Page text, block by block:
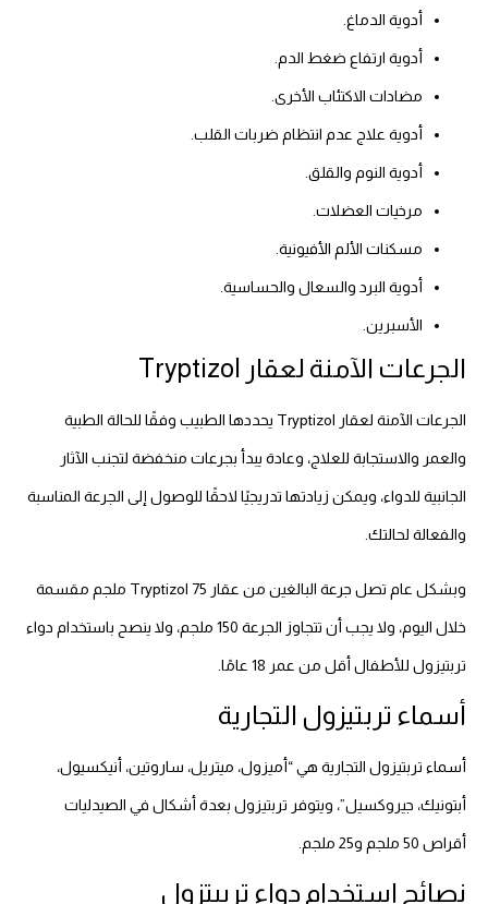
أدوية الدماغ.
أدوية ارتفاع ضغط الدم.
مضادات الاكتئاب الأخرى.
أدوية علاج عدم انتظام ضربات القلب.
أدوية النوم والقلق.
مرخيات العضلات.
مسكنات الألم الأفيونية.
أدوية البرد والسعال والحساسية.
الأسبرين.
الجرعات الآمنة لعقار Tryptizol
الجرعات الآمنة لعقار Tryptizol يحددها الطبيب وفقًا للحالة الطبية
والعمر والاستجابة للعلاج، وعادة يبدأ بجرعات منخفضة لتجنب الآثار
الجانبية للدواء، ويمكن زيادتها تدريجيًا لاحقًا للوصول إلى الجرعة المناسبة
والفعالة لحالتك.
وبشكل عام تصل جرعة البالغين من عقار Tryptizol 75 ملجم مقسمة
خلال اليوم، ولا يجب أن تتجاوز الجرعة 150 ملجم، ولا ينصح باستخدام دواء
تربتيزول للأطفال أقل من عمر 18 عامًا.
أسماء تربتيزول التجارية
أسماء تربتيزول التجارية هي “أميزول، ميتريل، ساروتين، أنيكسيول،
أبتونيك، جيروكسيل”، ويتوفر تربتيزول بعدة أشكال في الصيدليات
أقراص 50 ملجم و25 ملجم.
نصائح استخدام دواء تريبتزول